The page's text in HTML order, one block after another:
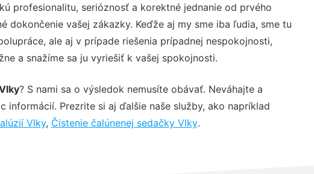
profesionalitu, serióznosť a korektné jednanie od prvého
dokončenie vašej zákazky. Keďže aj my sme iba ľudia, sme tu
ale aj v prípade riešenia prípadnej nespokojnosti,
a snažíme sa ju vyriešiť k vašej spokojnosti.
? S nami sa o výsledok nemusíte obávať. Neváhajte a
informácií. Prezrite si aj ďalšie naše služby, ako napríklad
Vlky, Čistenie čalúnenej sedačky Vlky.